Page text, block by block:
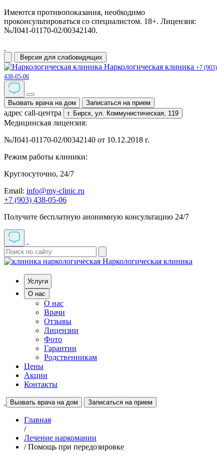
Имеются противопоказания, необходимо
проконсультироваться со специалистом. 18+. Лицензия:
№Л041-01170-02/00342140.
Версия для слабовидящих
Наркологическая клиника +7 (903)
438-05-06
Вызвать врача на дом Записаться на прием
адрес call-центра г. Бирск, ул. Коммунистическая, 119
Медицинская лицензия:
№Л041-01170-02/00342140 от 10.12.2018 г.
Режим работы клиники:
Круглосуточно, 24/7
Email: info@my-clinic.ru
+7 (903) 438-05-06
Получите бесплатную анонимную консультацию 24/7
Наркологическая клиника
Услуги
О нас
О нас
Врачи
Отзывы
Лицензии
Фото
Гарантии
Родственникам
Цены
Акции
Контакты
Вызвать врача на дом Записаться на прием
Главная
/
Лечение наркомании
/ Помощь при передозировке